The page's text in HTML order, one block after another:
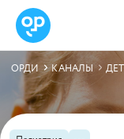
ОРДИ КАНАЛЫ